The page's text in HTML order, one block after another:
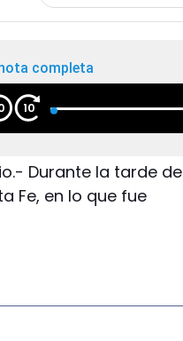
completa
10
Durante la tarde
Fe, en lo que fue